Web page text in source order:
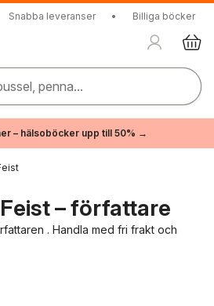
Snabba leveranser • Billiga böcker
penna...
– hälsoböcker upp till 50% →
– författare
. Handla med fri frakt och